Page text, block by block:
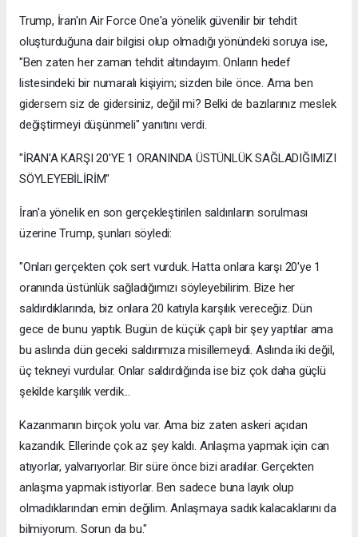
Trump, İran'ın Air Force One'a yönelik güvenilir bir tehdit
oluşturduğuna dair bilgisi olup olmadığı yönündeki soruya ise,
"Ben zaten her zaman tehdit altındayım. Onların hedef
listesindeki bir numaralı kişiyim; sizden bile önce. Ama ben
gidersem siz de gidersiniz, değil mi? Belki de bazılarınız meslek
değiştirmeyi düşünmeli" yanıtını verdi.
"İRAN'A KARŞI 20'YE 1 ORANINDA ÜSTÜNLÜK SAĞLADIĞIMIZI
SÖYLEYEBİLİRİM"
İran'a yönelik en son gerçekleştirilen saldırıların sorulması
üzerine Trump, şunları söyledi:
"Onları gerçekten çok sert vurduk. Hatta onlara karşı 20'ye 1
oranında üstünlük sağladığımızı söyleyebilirim. Bize her
saldırdıklarında, biz onlara 20 katıyla karşılık vereceğiz. Dün
gece de bunu yaptık. Bugün de küçük çaplı bir şey yaptılar ama
bu aslında dün geceki saldırımıza misillemeydi. Aslında iki değil,
üç tekneyi vurdular. Onlar saldırdığında ise biz çok daha güçlü
şekilde karşılık verdik...
Kazanmanın birçok yolu var. Ama biz zaten askeri açıdan
kazandık. Ellerinde çok az şey kaldı. Anlaşma yapmak için can
atıyorlar, yalvarıyorlar. Bir süre önce bizi aradılar. Gerçekten
anlaşma yapmak istiyorlar. Ben sadece buna layık olup
olmadıklarından emin değilim. Anlaşmaya sadık kalacaklarını da
bilmiyorum. Sorun da bu."